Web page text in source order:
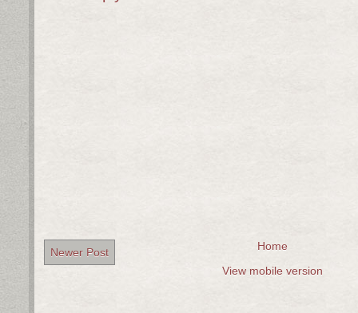
Newer Post
Home
View mobile version